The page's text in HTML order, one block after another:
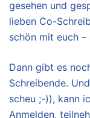
gesehen und
lieben Co-
schön mit euch
Dann gibt es
Schreibende.
scheu ;-)), kann
Anmelden,